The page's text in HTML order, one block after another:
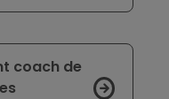
coach de